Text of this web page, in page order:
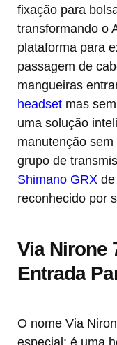
fixação para
transformando o
plataforma para
passagem de
mangueiras
headset mas
uma solução
manutenção
grupo de
Shimano GRX
reconhecido por
Via Nirone
Entrada
O nome Via
especial: é uma